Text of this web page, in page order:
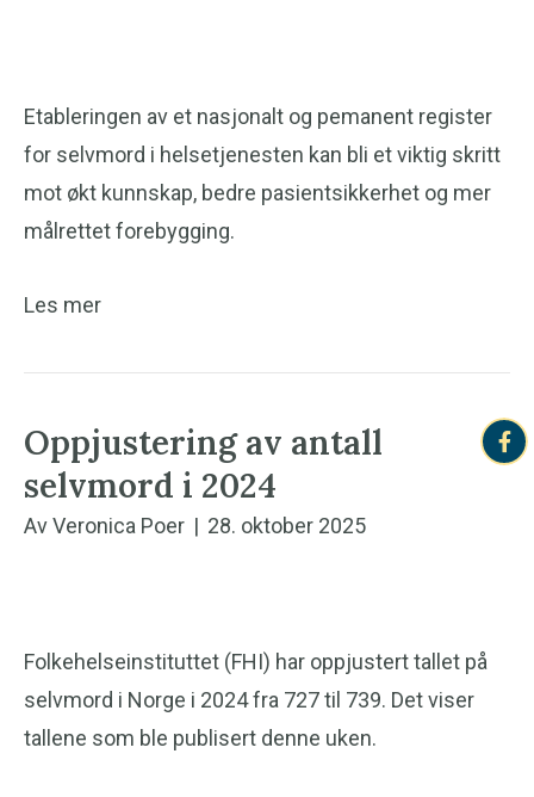
Etableringen av et nasjonalt og pemanent register
for selvmord i helsetjenesten kan bli et viktig skritt
mot økt kunnskap, bedre pasientsikkerhet og mer
målrettet forebygging.
Les mer
Oppjustering av antall
selvmord i 2024
AvVeronica Poer | 28. oktober 2025
Folkehelseinstituttet (FHI) har oppjustert tallet på
selvmord i Norge i 2024 fra 727 til 739. Det viser
tallene som ble publisert denne uken.